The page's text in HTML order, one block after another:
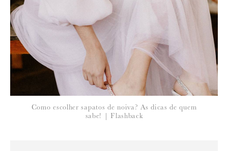
Para saber como tratamos e protegemos os seus dados, leia a nossa
política de privacidade
29 de Maio de 2011
A REFINARIA
simples mas com bling! Gosto!
Como escolher sapatos de noiva? As dicas de quem
sabe! | Flashback